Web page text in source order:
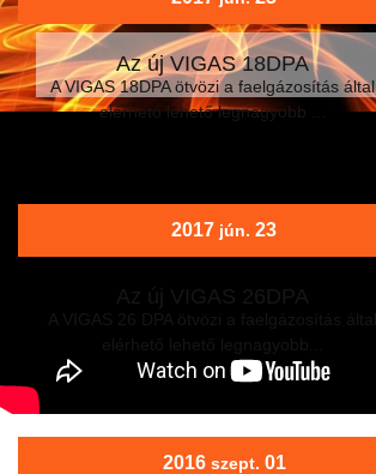
Az új VIGAS 18DPA
A VIGAS 18DPA ötvözi a faelgázosítás által
elérhető lehető legnagyobb ...
2017 jún. 23
2016 szept. 01